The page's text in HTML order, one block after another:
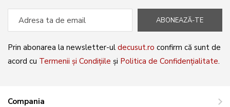
ABONEAZĂ-TE
Prin abonarea la newsletter-ul decusut.ro confirm că sunt de
acord cu Termenii și Condițiile și Politica de Confidențialitate.
Compania